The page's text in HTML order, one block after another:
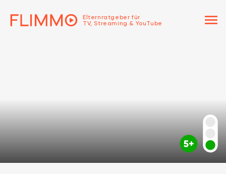
Elternratgeber für
TV, Streaming & YouTube
menu